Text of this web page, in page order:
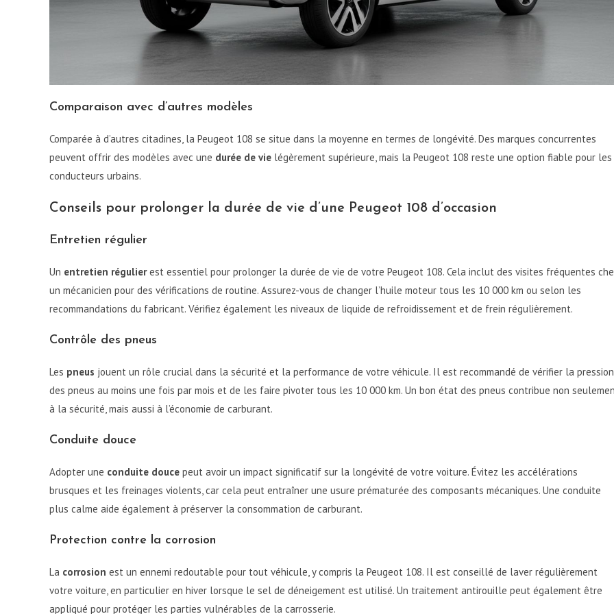
Comparaison avec d’autres modèles
Comparée à d’autres citadines, la Peugeot 108 se situe dans la moyenne en termes de longévité. Des marques concurrentes
peuvent offrir des modèles avec une durée de vie légèrement supérieure, mais la Peugeot 108 reste une option fiable pour les
conducteurs urbains.
Conseils pour prolonger la durée de vie d’une Peugeot 108 d’occasion
Entretien régulier
Un entretien régulierest essentiel pour prolonger la durée de vie de votre Peugeot 108. Cela inclut des visites fréquentes
un mécanicien pour des vérifications de routine. Assurez-vous de changer l’huile moteur tous les 10 000 km ou selon les
recommandations du fabricant. Vérifiez également les niveaux de liquide de refroidissement et de frein régulièrement.
Contrôle des pneus
Les pneus jouent un rôle crucial dans la sécurité et la performance de votre véhicule. Il est recommandé de vérifier la pression
des pneus au moins une fois par mois et de les faire pivoter tous les 10 000 km. Un bon état des pneus contribue non
à la sécurité, mais aussi à l’économie de carburant.
Conduite douce
Adopter une conduite douce peut avoir un impact significatif sur la longévité de votre voiture. Évitez les accélérations
brusques et les freinages violents, car cela peut entraîner une usure prématurée des composants mécaniques. Une conduite
plus calme aide également à préserver la consommation de carburant.
Protection contre la corrosion
La corrosion est un ennemi redoutable pour tout véhicule, y compris la Peugeot 108. Il est conseillé de laver régulièrement
votre voiture, en particulier en hiver lorsque le sel de déneigement est utilisé. Un traitement antirouille peut également être
appliqué pour protéger les parties vulnérables de la carrosserie.